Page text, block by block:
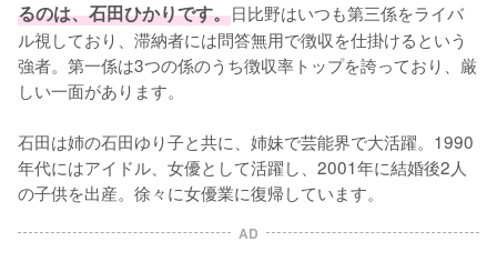
るのは、石田ひかりです。日比野はいつも第三係をライバ
ル視しており、滞納者には問答無⽤で徴収を仕掛けるという
強者。第一係は3つの係のうち徴収率トップを誇っており、厳
しい一面があります。
石田は姉の石田ゆり子と共に、姉妹で芸能界で大活躍。1990
年代にはアイドル、女優として活躍し、2001年に結婚後2人
の子供を出産。徐々に女優業に復帰しています。
AD